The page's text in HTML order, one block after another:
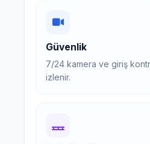
Güvenlik
7/24 kamera ve giriş
izlenir.